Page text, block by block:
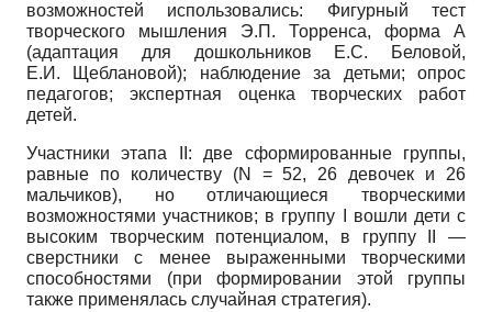
возможностей использовались: Фигурный тест
творческого мышления Э.П. Торренса, форма А
(адаптация для дошкольников Е.С. Беловой,
Е.И. Щеблановой); наблюдение за детьми; опрос
педагогов; экспертная оценка творческих работ
детей.
Участники этапа II: две сформированные группы,
равные по количеству (N = 52, 26 девочек и 26
мальчиков), но отличающиеся творческими
возможностями участников; в группу I вошли дети с
высоким творческим потенциалом, в группу II —
сверстники с менее выраженными творческими
способностями (при формировании этой группы
также применялась случайная стратегия).